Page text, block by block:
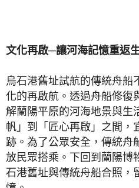
文化再啟─讓河海記憶重返
烏石港舊址試航的傳統舟船
化的再啟航。透過舟船修復
解蘭陽平原的河海地景與生
帆」到「匠心再啟」之間，
跡。為了公眾安全，傳統舟
放民眾搭乘。下回到蘭陽博
石港舊址與傳統舟船合照，